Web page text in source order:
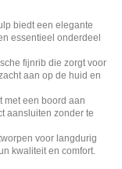
biedt een elegante
essentieel onderdeel
fijnrib die zorgt voor
aan op de huid en
met een boord aan
aansluiten zonder te
voor langdurig
kwaliteit en comfort.